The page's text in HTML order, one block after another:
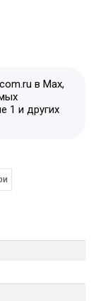
в Max,
1 и других